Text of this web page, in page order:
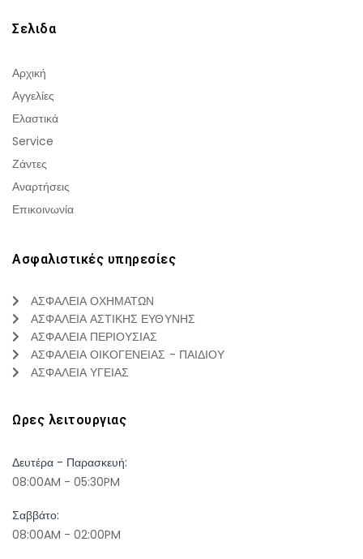
Σελιδα
Αρχική
Αγγελίες
Ελαστικά
Service
Ζάντες
Αναρτήσεις
Επικοινωνία
Ασφαλιστικές υπηρεσίες
ΑΣΦΑΛΕΙΑ ΟΧΗΜΑΤΩΝ
ΑΣΦΑΛΕΙΑ ΑΣΤΙΚΗΣ ΕΥΘΥΝΗΣ
ΑΣΦΑΛΕΙΑ ΠΕΡΙΟΥΣΙΑΣ
ΑΣΦΑΛΕΙΑ ΟΙΚΟΓΕΝΕΙΑΣ - ΠΑΙΔΙΟΥ
ΑΣΦΑΛΕΙΑ ΥΓΕΙΑΣ
Ωρες λειτουργιας
Δευτέρα - Παρασκευή:
08:00AM - 05:30PM
Σαββάτο:
08:00AM - 02:00PM